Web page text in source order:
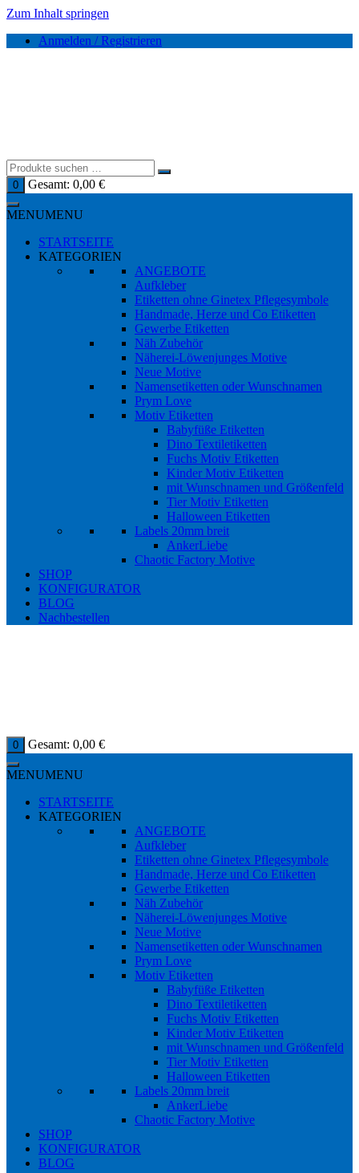
Zum Inhalt springen
Anmelden / Registrieren
0 Gesamt: 0,00 €
MENUMENU
STARTSEITE
KATEGORIEN
ANGEBOTE
Aufkleber
Etiketten ohne Ginetex Pflegesymbole
Handmade, Herze und Co Etiketten
Gewerbe Etiketten
Näh Zubehör
Näherei-Löwenjunges Motive
Neue Motive
Namensetiketten oder Wunschnamen
Prym Love
Motiv Etiketten
Babyfüße Etiketten
Dino Textiletiketten
Fuchs Motiv Etiketten
Kinder Motiv Etiketten
mit Wunschnamen und Größenfeld
Tier Motiv Etiketten
Halloween Etiketten
Labels 20mm breit
AnkerLiebe
Chaotic Factory Motive
SHOP
KONFIGURATOR
BLOG
Nachbestellen
0 Gesamt: 0,00 €
MENUMENU
STARTSEITE
KATEGORIEN
ANGEBOTE
Aufkleber
Etiketten ohne Ginetex Pflegesymbole
Handmade, Herze und Co Etiketten
Gewerbe Etiketten
Näh Zubehör
Näherei-Löwenjunges Motive
Neue Motive
Namensetiketten oder Wunschnamen
Prym Love
Motiv Etiketten
Babyfüße Etiketten
Dino Textiletiketten
Fuchs Motiv Etiketten
Kinder Motiv Etiketten
mit Wunschnamen und Größenfeld
Tier Motiv Etiketten
Halloween Etiketten
Labels 20mm breit
AnkerLiebe
Chaotic Factory Motive
SHOP
KONFIGURATOR
BLOG